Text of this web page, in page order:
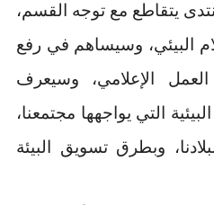
يتقاطع مع توجه القسم،
البيئي، وسيساهم في رفع
الإعلامي، وسيعرف
التي يواجهها مجتمعنا،
وبطرق تسويق البيئة